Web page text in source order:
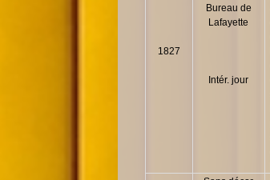
1827
Bureau de
Lafayette
Intér. jour